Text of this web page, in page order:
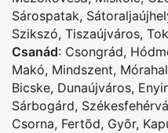
Sárospatak,
Szikszó, Tiszaújváros,
Csanád: Csongrád,
Makó, Mindszent,
Bicske, Dunaújváros,
Sárbogárd,
Csorna, Fertõd, Gyõr,